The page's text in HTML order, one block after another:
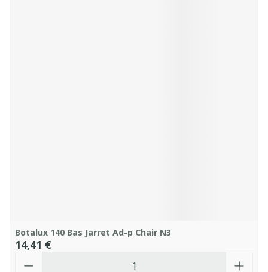
Botalux 140 Bas Jarret Ad-p Chair N3
14,41 €